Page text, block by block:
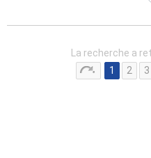
La recherche a
1
2 3